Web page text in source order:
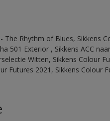
The Rhythm of Blues, Sikkens
501 Exterior , Sikkens ACC
Witten, Sikkens Colour
Futures 2021, Sikkens Colour